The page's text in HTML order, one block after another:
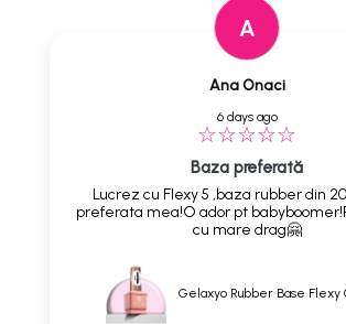
A
Ana Onaci
6 days ago
Baza preferată
Lucrez cu Flexy 5 ,baza rubber din
preferata mea!O ador pt
cu mare drag🤗
Gelaxyo Rubber Base Flexy